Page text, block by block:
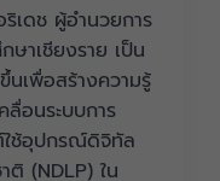
เดช ผู้อำนวยการ
าเชียงราย เป็น
นเพื่อสร้างความรู้
ลื่อนระบบการ
ใช้อุปกรณ์ดิจิทัล
ติ (NDLP) ใน